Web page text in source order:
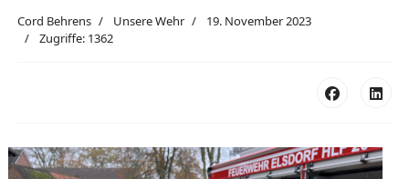
Cord Behrens Unsere Wehr
19. November 2023
Zugriffe: 1362